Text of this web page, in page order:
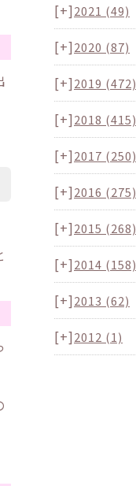
[+]2021 (49)
[+]2020 (87)
[+]2019 (472)
[+]2018 (415)
[+]2017 (250)
[+]2016 (275)
[+]2015 (268)
[+]2014 (158)
[+]2013 (62)
[+]2012 (1)